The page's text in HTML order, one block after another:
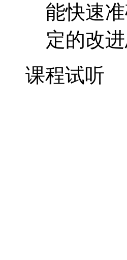
能快速
定的改进
课程试听